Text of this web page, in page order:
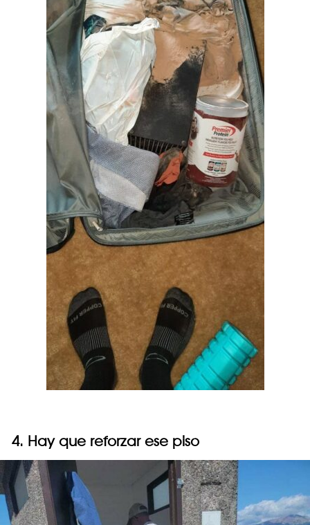
4. Hay que reforzar ese piso